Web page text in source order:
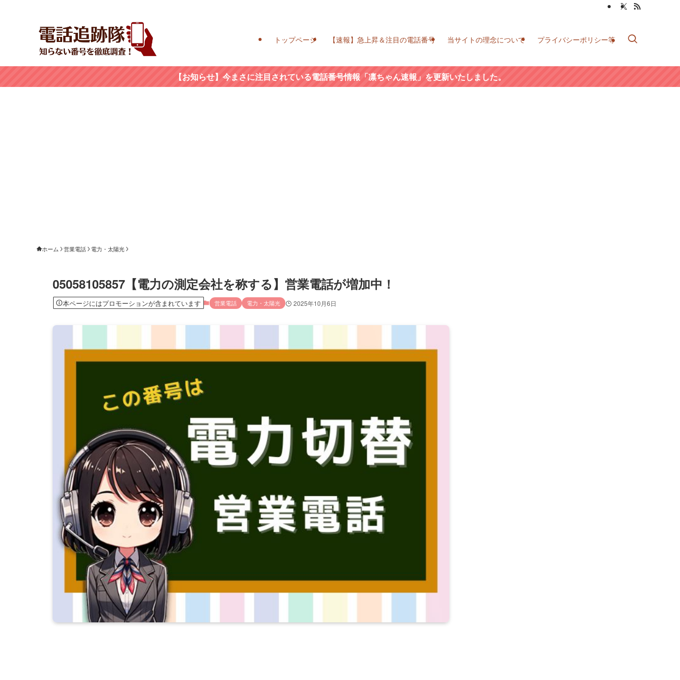
トップページ 【速報】急上昇＆注目の電話番号 当サイトの理念について プライバシーポリシー等
【お知らせ】今まさに注目されている電話番号情報「凛ちゃん速報」を更新いたしました。
ホーム 営業電話 電力・太陽光
05058105857【電力の測定会社を称する】営業電話が増加中！
本ページにはプロモーションが含まれています 営業電話 電力・太陽光 2025年10月6日